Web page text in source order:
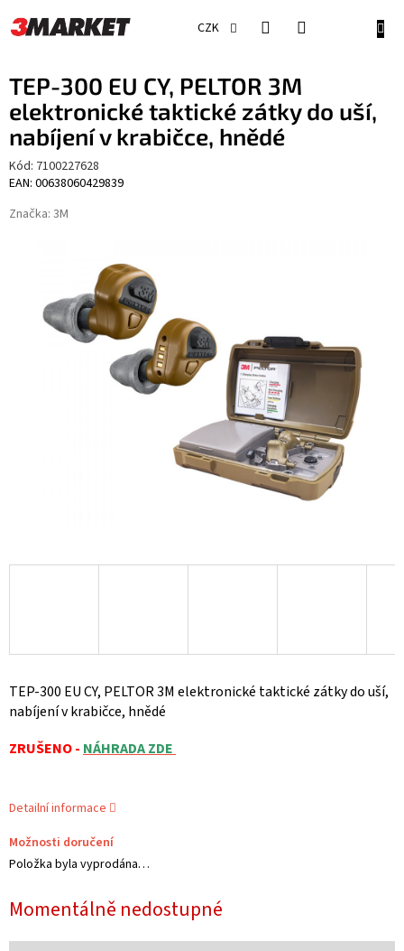
na
obsah
CZK
TEP-300 EU CY, PELTOR 3M
elektronické taktické zátky do uší,
nabíjení v krabičce, hnědé
Kód: 7100227628
EAN: 00638060429839
Značka: 3M
Momentálně nedostupné
Možnosti doručení
Položka byla vyprodána…
TEP-300 EU CY, PELTOR 3M elektronické taktické zátky do uší,
nabíjení v krabičce, hnědé
ZRUŠENO -NÁHRADA ZDE
Detailní informace